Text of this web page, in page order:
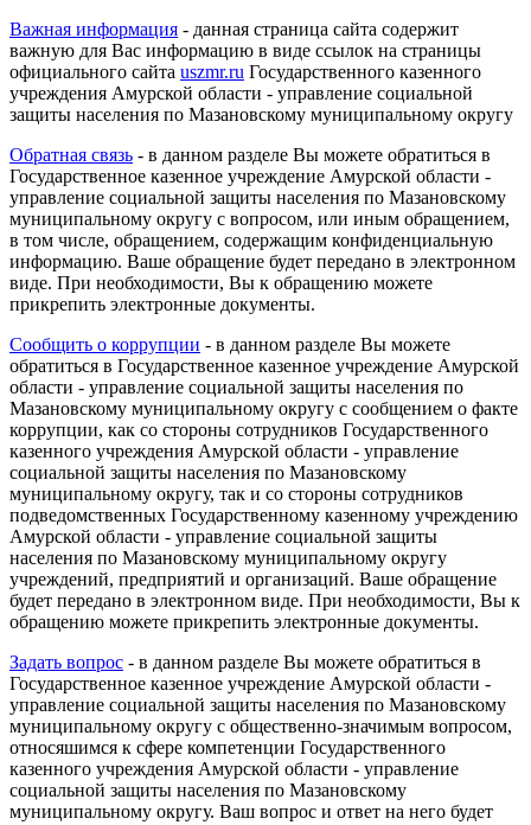
Важная информация - данная страница сайта содержит
важную для Вас информацию в виде ссылок на страницы
официального сайта uszmr.ru Государственного казенного
учреждения Амурской области - управление социальной
защиты населения по Мазановскому муниципальному округу
Обратная связь - в данном разделе Вы можете обратиться в
Государственное казенное учреждение Амурской области -
управление социальной защиты населения по Мазановскому
муниципальному округу с вопросом, или иным обращением,
в том числе, обращением, содержащим конфиденциальную
информацию. Ваше обращение будет передано в электронном
виде. При необходимости, Вы к обращению можете
прикрепить электронные документы.
Сообщить о коррупции - в данном разделе Вы можете
обратиться в Государственное казенное учреждение Амурской
области - управление социальной защиты населения по
Мазановскому муниципальному округу с сообщением о факте
коррупции, как со стороны сотрудников Государственного
казенного учреждения Амурской области - управление
социальной защиты населения по Мазановскому
муниципальному округу, так и со стороны сотрудников
подведомственных Государственному казенному учреждению
Амурской области - управление социальной защиты
населения по Мазановскому муниципальному округу
учреждений, предприятий и организаций. Ваше обращение
будет передано в электронном виде. При необходимости, Вы к
обращению можете прикрепить электронные документы.
Задать вопрос - в данном разделе Вы можете обратиться в
Государственное казенное учреждение Амурской области -
управление социальной защиты населения по Мазановскому
муниципальному округу с общественно-значимым вопросом,
относяшимся к сфере компетенции Государственного
казенного учреждения Амурской области - управление
социальной защиты населения по Мазановскому
муниципальному округу. Ваш вопрос и ответ на него будет